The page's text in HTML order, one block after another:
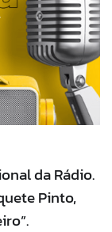
da Rádio.
Pinto,